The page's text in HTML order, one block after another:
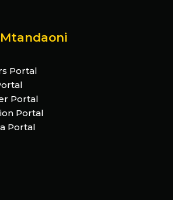
Portal
Portal
Portal
Portal